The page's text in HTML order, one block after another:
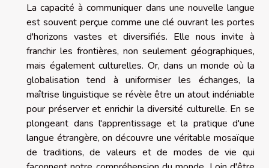
La capacité à communiquer dans une nouvelle langue
est souvent perçue comme une clé ouvrant les portes
d'horizons vastes et diversifiés. Elle nous invite à
franchir les frontières, non seulement géographiques,
mais également culturelles. Or, dans un monde où la
globalisation tend à uniformiser les échanges, la
maîtrise linguistique se révèle être un atout indéniable
pour préserver et enrichir la diversité culturelle. En se
plongeant dans l'apprentissage et la pratique d'une
langue étrangère, on découvre une véritable mosaïque
de traditions, de valeurs et de modes de vie qui